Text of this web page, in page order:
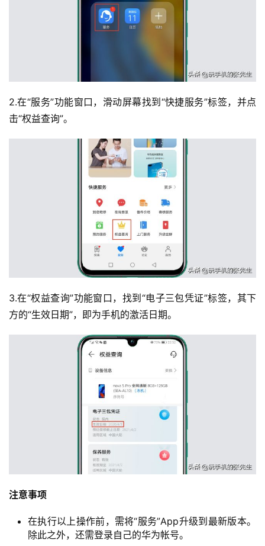
2.在“服务”功能窗口，滑动屏幕找到“快捷服务”标签，并点
击“权益查询”。
3.在“权益查询”功能窗口，找到“电子三包凭证”标签，其下
方的“生效日期”，即为手机的激活日期。
注意事项
在执行以上操作前，需将“服务”App升级到最新版本。
除此之外，还需登录自己的华为帐号。